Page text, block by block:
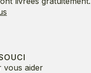
vous aider